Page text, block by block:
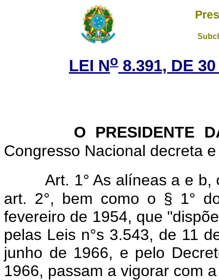
LEI No 8.391, DE
O PRESIDENTE
Congresso Nacional decreta
Art. 1° As alíneas a e b,
art. 2°, bem como o § 1°
fevereiro de 1954, que
pelas Leis n°s 3.543, de 11
junho de 1966, e pelo
1966, passam a vigorar com